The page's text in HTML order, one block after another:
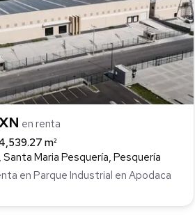
en renta
m²
Santa Maria Pesquería, Pesquería
en Parque Industrial en Apodaca